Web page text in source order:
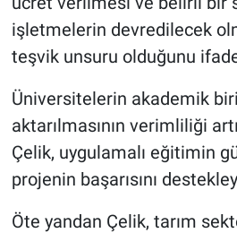
işletmelerin devredilecek
teşvik unsuru olduğunu
Üniversitelerin akademik
aktarılmasının verimliliği
Çelik, uygulamalı eğitimin
projenin başarısını
Öte yandan Çelik, tarım